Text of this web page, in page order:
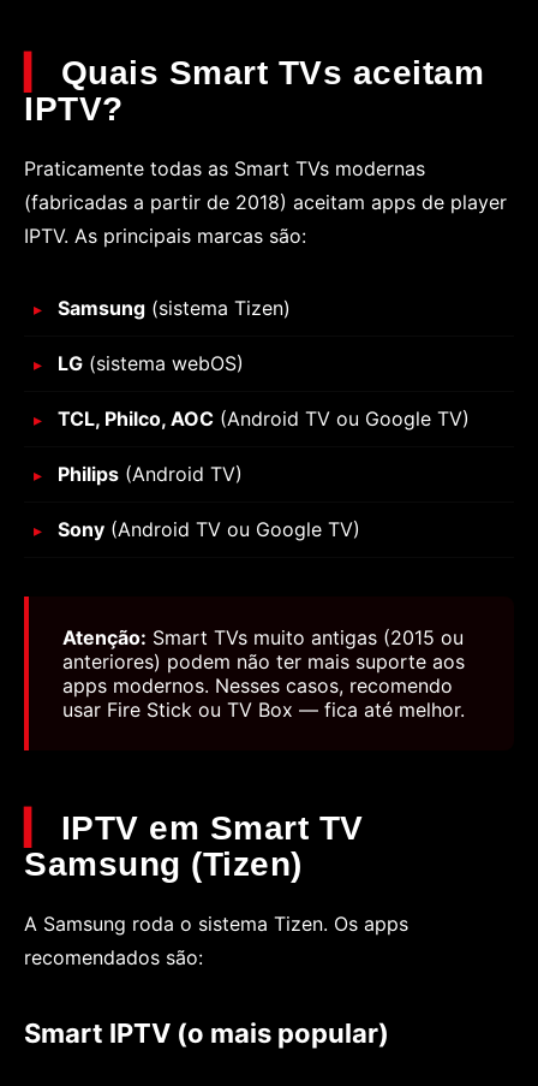
Quais Smart TVs aceitam
IPTV?
Praticamente todas as Smart TVs modernas
(fabricadas a partir de 2018) aceitam apps de player
IPTV. As principais marcas são:
Samsung (sistema Tizen)
LG (sistema webOS)
TCL, Philco, AOC (Android TV ou Google TV)
Philips (Android TV)
Sony (Android TV ou Google TV)
Atenção: Smart TVs muito antigas (2015 ou
anteriores) podem não ter mais suporte aos
apps modernos. Nesses casos, recomendo
usar Fire Stick ou TV Box — fica até melhor.
IPTV em Smart TV
Samsung (Tizen)
A Samsung roda o sistema Tizen. Os apps
recomendados são:
Smart IPTV (o mais popular)